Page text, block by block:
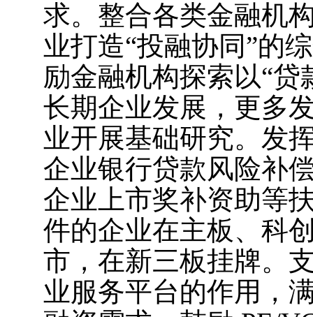
求。整合各类金融机
业打造“投融协同”的
励金融机构探索以“
长期企业发展，更多
业开展基础研究。发
企业银行贷款风险补
企业上市奖补资助等
件的企业在主板、科
市，在新三板挂牌。
业服务平台的作用，